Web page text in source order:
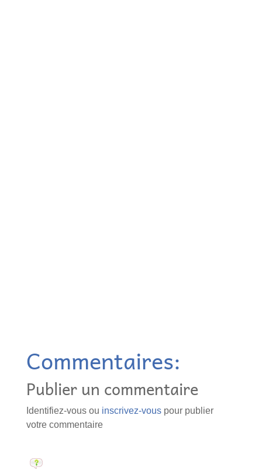
Commentaires:
Publier un commentaire
Identifiez-vous ou inscrivez-vouspour publier
votre commentaire